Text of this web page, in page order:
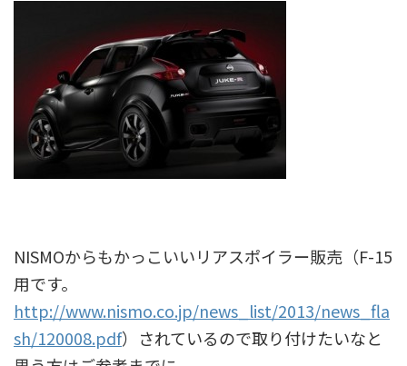
NISMOからもかっこいいリアスポイラー販売（F-15
用です。
http://www.nismo.co.jp/news_list/2013/news_fla
sh/120008.pdf）されているので取り付けたいなと